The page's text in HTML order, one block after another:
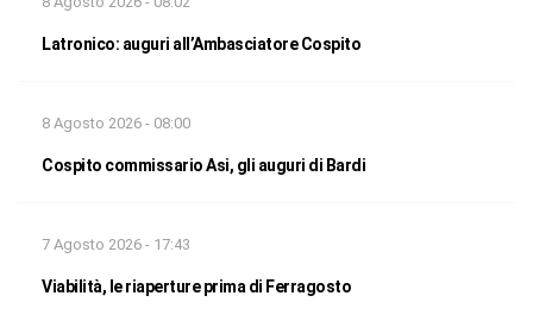
Latronico: auguri all’Ambasciatore Cospito
8 Agosto 2026 - 08:00
Cospito commissario Asi, gli auguri di Bardi
7 Agosto 2026 - 17:43
Viabilità, le riaperture prima di Ferragosto